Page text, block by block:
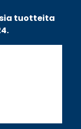
tuotteita